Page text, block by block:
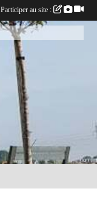
Participer au site :